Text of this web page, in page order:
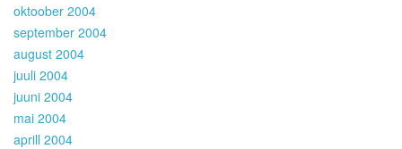
oktoober 2004
september 2004
august 2004
juuli 2004
juuni 2004
mai 2004
aprill 2004